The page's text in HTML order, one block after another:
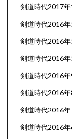
剣道時代2017
剣道時代2016
剣道時代2016
剣道時代2016
剣道時代2016
剣道時代2016
剣道時代2016
剣道時代2016